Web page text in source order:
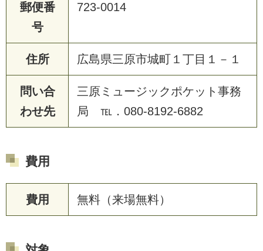
郵便番
号
723-0014
住所 広島県三原市城町１丁目１－１
問い合
わせ先
三原ミュージックポケット事務
局 ℡．080-8192-6882
費用
費用 無料（来場無料）